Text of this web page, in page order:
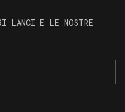
LANCI E LE NOSTRE